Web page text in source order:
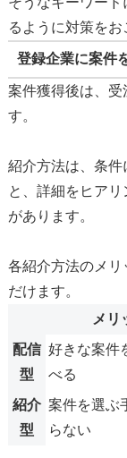
るように対策をお
登録企業に案件
案件獲得後は、受
す。
紹介方法は、条件
と、詳細をヒア
があります。
各紹介方法のメリ
だけます。
メリ
配信
型
好きな案件
べる
紹介
型
案件を選ぶ
らない